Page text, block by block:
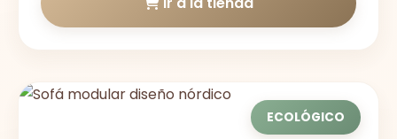
ECOLÓGICO